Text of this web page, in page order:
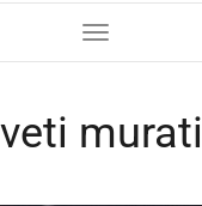
Toggle
Navigation
murati